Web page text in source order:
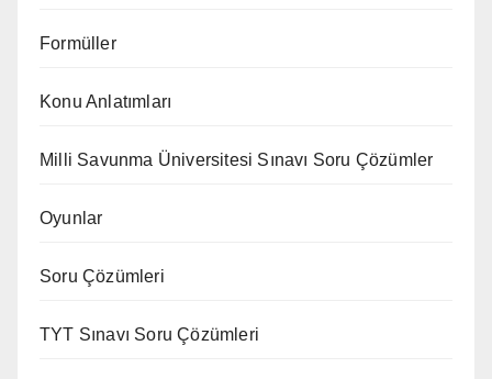
Formüller
Konu Anlatımları
Milli Savunma Üniversitesi Sınavı Soru Çözümler
Oyunlar
Soru Çözümleri
TYT Sınavı Soru Çözümleri